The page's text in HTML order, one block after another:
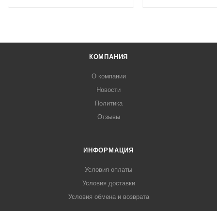
КОМПАНИЯ
О компании
Новости
Политика
Отзывы
ИНФОРМАЦИЯ
Условия оплаты
Условия доставки
Условия обмена и возврата